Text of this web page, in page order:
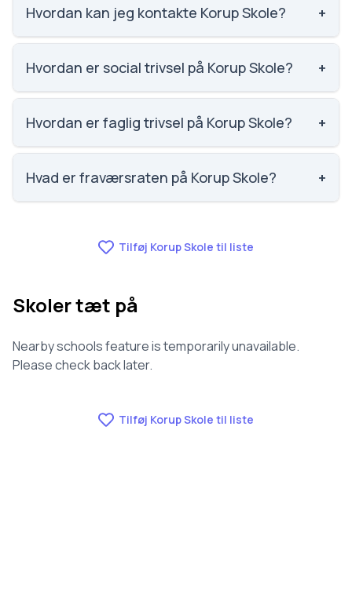
nummer 646 ud af 3143 skoler.
Hvordan kan jeg kontakte Korup Skole? +
Email: korup-skole.buf@odense.dk. Telefon: 6375
1200. Adresse: Korup Skole Præstevej 2, 5210
Hvordan er social trivsel på Korup Skole? +
Social trivsel på Korup Skole er 3.9 ud af 5, nummer
779 ud af 3143 skoler. Scoren er baseret på
Hvordan er faglig trivsel på Korup Skole? +
Faglig trivsel på Korup Skole er 3.5 ud af 5, nummer
952 ud af 3143 skoler. Scoren er baseret på
Hvad er fraværsraten på Korup Skole? +
Tilføj Korup Skole til liste
Skoler tæt på
Nearby schools feature is temporarily unavailable.
Please check back later.
Tilføj Korup Skole til liste